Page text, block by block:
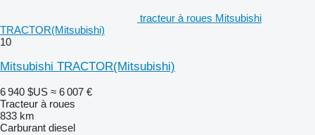
tracteur à roues Mitsubishi
TRACTOR(Mitsubishi)
10
Mitsubishi TRACTOR(Mitsubishi)
6 940 $US ≈ 6 007 €
Tracteur à roues
833 km
Carburant diesel